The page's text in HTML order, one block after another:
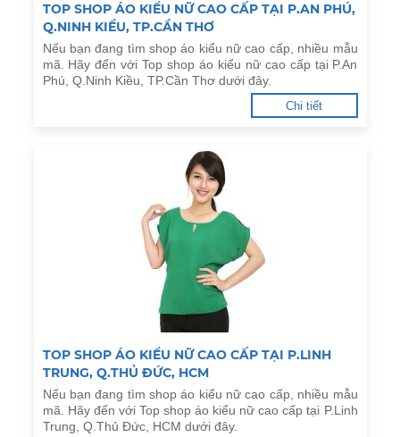
TOP SHOP ÁO KIỂU NỮ CAO CẤP TẠI P.AN PHÚ,
Q.NINH KIỀU, TP.CẦN THƠ
Nếu bạn đang tìm shop áo kiểu nữ cao cấp, nhiều mẫu
mã. Hãy đến với Top shop áo kiểu nữ cao cấp tại P.An
Phú, Q.Ninh Kiều, TP.Cần Thơ dưới đây.
Chi tiết
TOP SHOP ÁO KIỂU NỮ CAO CẤP TẠI P.LINH
TRUNG, Q.THỦ ĐỨC, HCM
Nếu bạn đang tìm shop áo kiểu nữ cao cấp, nhiều mẫu
mã. Hãy đến với Top shop áo kiểu nữ cao cấp tại P.Linh
Trung, Q.Thủ Đức, HCM dưới đây.